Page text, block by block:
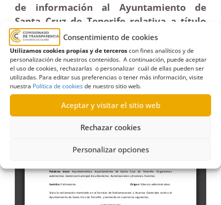
Consentimiento de cookies
Utilizamos cookies propias y de terceroscon fines analíticos y de
personalización de nuestros contenidos. A continuación, puede aceptar
el uso de cookies, rechazarlas o personalizar cuál de ellas pueden ser
utilizadas. Para editar sus preferencias o tener más información, visite
nuestra Política de cookiesde nuestro sitio web.
Aceptar y visitar el sitio web
Rechazar cookies
Personalizar opciones
de información al Ayuntamiento de
Santa Cruz de Tenerife relativa a título
habilitante y comprobaciones acústicas
de evento celebrado en la zona exterior
de Tenerife Espacio de las Artes (27-12-
2024)